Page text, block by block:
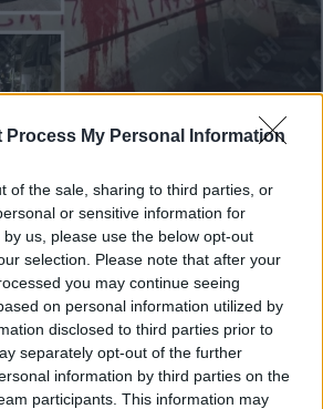
Process My Personal Information
of the sale, sharing to third parties, or
or sensitive information for
us, please use the below opt-out
selection. Please note that after your
you may continue seeing
on personal information utilized by
disclosed to third parties prior to
separately opt-out of the further
information by third parties on the
participants. This information may
στο σπίτι Ντογιάκου:
στους τοίχους - Δύο
χώρου πραγματοποίησε
πρώην προέδρου του Αρείου Πάγου,
Κώστας
Παπαδόπουλος